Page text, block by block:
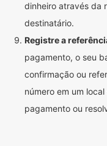
dinheiro através da
destinatário.
Registre a
pagamento, o seu
confirmação ou
número em um
pagamento ou